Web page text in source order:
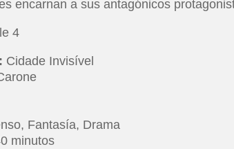
encarnan a sus antagónicos
Cidade Invisível
Fantasía, Drama
minutos